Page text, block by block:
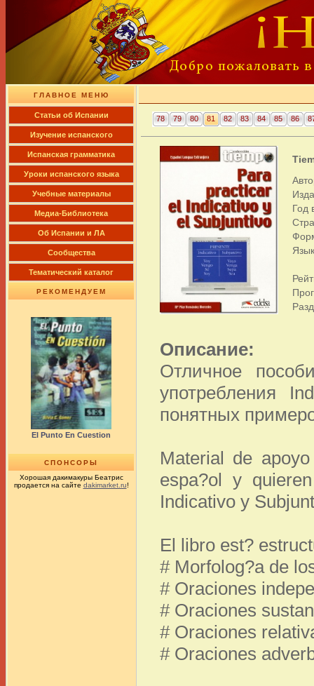
ГЛАВНОЕ МЕНЮ
Cтатьи об Испании
Изучение испанского
Испанская грамматика
Уроки испанского языка
Учебные материалы
Медиа-Библиотека
Об Испании и ЛА
Сообщества
Тематический каталог
РЕКОМЕНДУЕМ
El Punto En Cuestion
СПОНСОРЫ
Хорошая дакимакуры Беатрис
продается на сайте dakimarket.ru!
78 79 80 81 82 83 84 85 86
Год
Описание:
Отличное
употребления
понятных
Material de
espa?ol y
Indicativo y
El libro est?
# Morfolog?a de
# Oraciones
# Oraciones
# Oraciones
# Oraciones